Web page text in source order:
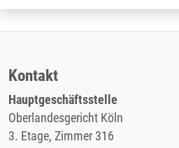
Kontakt
Hauptgeschäftsstelle
Oberlandesgericht Köln
3. Etage, Zimmer 316